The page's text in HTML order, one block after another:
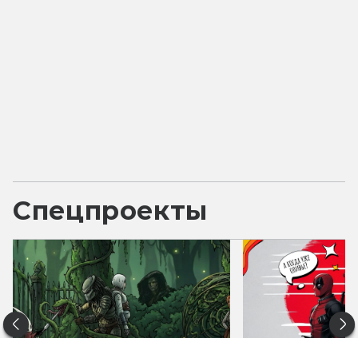
Спецпроекты